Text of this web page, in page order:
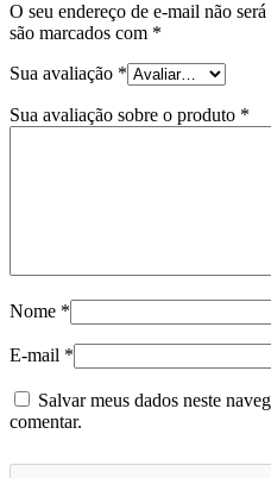
O seu endereço de e-mail não
são marcados com *
Sua avaliação *
Sua avaliação sobre o produto *
Nome *
E-mail *
Salvar meus dados neste
comentar.